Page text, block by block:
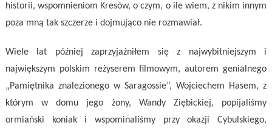
historii, wspomnieniom Kresów, o czym, o ile wiem, z nikim innym
poza mną tak szczerze i dojmująco nie rozmawiał.
Wiele lat później zaprzyjaźniłem się z najwybitniejszym i
największym polskim reżyserem filmowym, autorem genialnego
„Pamiętnika znalezionego w Saragossie”, Wojciechem Hasem, z
którym w domu jego żony, Wandy Ziębickiej, popijaliśmy
ormiański koniak i wspominaliśmy przy okazji Cybulskiego,